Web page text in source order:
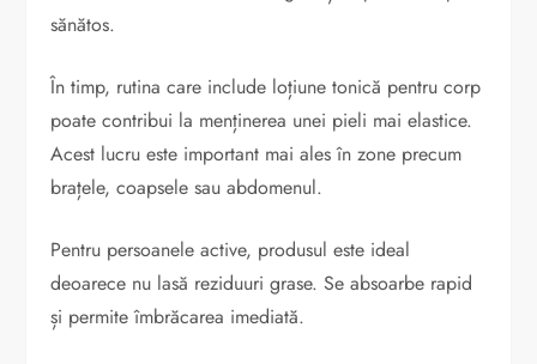
sănătos.
În timp, rutina care include loțiune tonică pentru corp
poate contribui la menținerea unei pieli mai elastice.
Acest lucru este important mai ales în zone precum
brațele, coapsele sau abdomenul.
Pentru persoanele active, produsul este ideal
deoarece nu lasă reziduuri grase. Se absoarbe rapid
și permite îmbrăcarea imediată.